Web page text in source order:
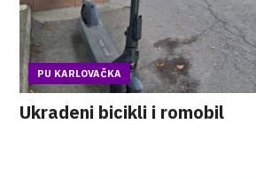
PU KARLOVAČKA
Ukradeni bicikli i romobil